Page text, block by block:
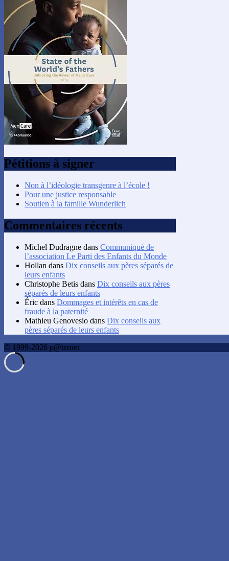
Pétitions à signer
Non à l’idéologie transgenre à l’école !
Pour une justice responsable
Soutien à la famille Wunderlich
Commentaires récents
Michel Dudragne dans Communiqué de
l’association Le Parti des Enfants du Monde
Hollan dans Dix conseils aux pères séparés de
leurs enfants
Christophe Betis dans Dix conseils aux pères
séparés de leurs enfants
Éric dans Dommages et intérêts en cas de
fraude à la paternité
Mathieu Genovesio dans Dix conseils aux
pères séparés de leurs enfants
© 1999-2026 p@ternet